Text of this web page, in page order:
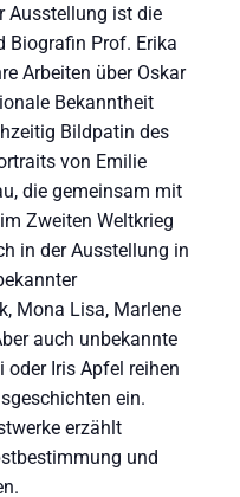
Ausstellung ist die
Biografin Prof. Erika
Arbeiten über Oskar
Bekanntheit
Bildpatin des
von Emilie
die gemeinsam mit
Zweiten Weltkrieg
in der Ausstellung in
Mona Lisa, Marlene
auch unbekannte
Iris Apfel reihen
ein.
erzählt
und